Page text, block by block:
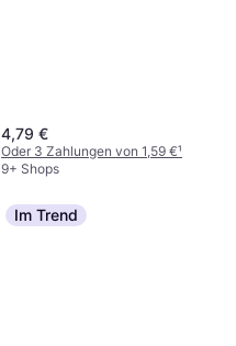
4,79 €
Oder 3 Zahlungen von 1,59 €¹
9+ Shops
Im Trend